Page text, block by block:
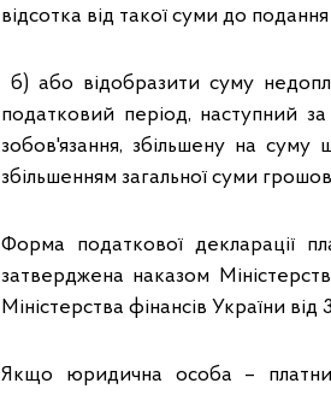
відсотка від такої суми до
б) або відобразити суму
податковий період, наступний
зобов'язання, збільшену на суму
збільшенням загальної суми
Форма податкової декларації
затверджена наказом
Міністерства фінансів України від
Якщо юридична особа –